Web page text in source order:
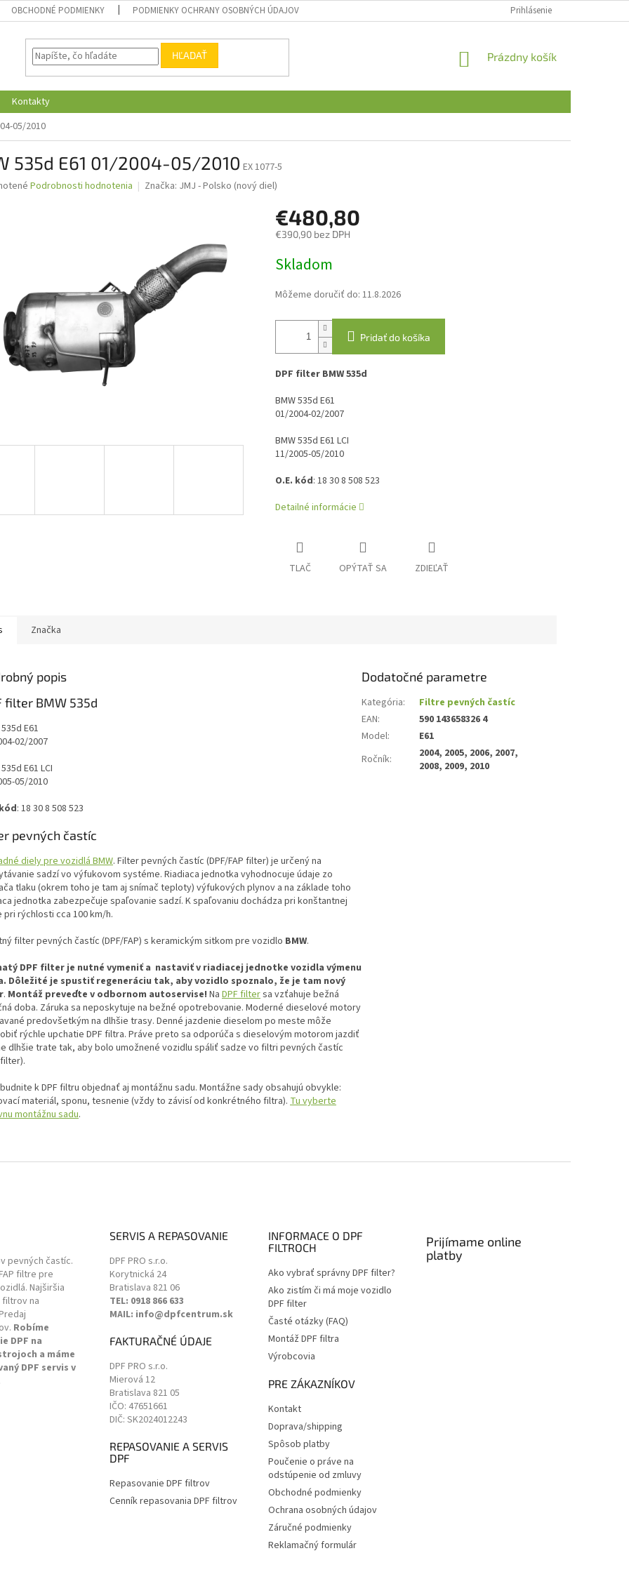
OBCHODNÉ PODMIENKY PODMIENKY OCHRANY OSOBNÝCH ÚDAJOV Prihlásenie
HĽADAŤ
NÁKUPNÝ
Prázdny košík
Kontakty
05/2010
535d E61 01/2004-05/2010 EX 1077-5
Podrobnosti hodnotenia Značka: JMJ - Polsko (nový diel)
€480,80
€390,90 bez DPH
cena:
Skladom
Môžeme doručiť do: 11.8.2026
Pridať do košíka
DPF filter BMW 535d
BMW 535d E61
01/2004-02/2007
BMW 535d E61 LCI
11/2005-05/2010
O.E. kód: 18 30 8 508 523
Detailné informácie
TLAČ OPÝTAŤ SA ZDIEĽAŤ
Značka
popis
filter BMW 535d
E61
02/2007
E61 LCI
05/2010
: 18 30 8 508 523
pevných častíc
diely pre vozidlá BMW. Filter pevných častíc (DPF/FAP filter) je určený na
sadzí vo výfukovom systéme. Riadiaca jednotka vyhodnocuje údaje zo
tlaku (okrem toho je tam aj snímač teploty) výfukových plynov a na základe toho
jednotka zabezpečuje spaľovanie sadzí. K spaľovaniu dochádza pri konštantnej
pri rýchlosti cca 100 km/h.
filter pevných častíc (DPF/FAP) s keramickým sitkom pre vozidlo BMW.
DPF filter je nutné vymeniť a nastaviť v riadiacej jednotke vozidla výmenu
Dôležité je spustiť regeneráciu tak, aby vozidlo spoznalo, že je tam nový
. Montáž preveďte v odbornom autoservise! Na DPF filtersa vzťahuje bežná
doba. Záruka sa neposkytuje na bežné opotrebovanie. Moderné dieselové motory
predovšetkým na dlhšie trasy. Denné jazdenie dieselom po meste môže
rýchle upchatie DPF filtra. Práve preto sa odporúča s dieselovým motorom jazdiť
dlhšie trate tak, aby bolo umožnené vozidlu spáliť sadze vo filtri pevných častíc
k DPF filtru objednať aj montážnu sadu. Montážne sady obsahujú obvykle:
materiál, sponu, tesnenie (vždy to závisí od konkrétného filtra). Tu vyberte
montážnu sadu.
Dodatočné parametre
Kategória:
Filtre pevných častíc
EAN:
590 143658326 4
Model:
E61
Ročník:
2004, 2005, 2006, 2007,
2008, 2009, 2010
pevných častíc.
filtre pre
Najširšia
filtrov na
Robíme
DPF na
a máme
DPF servis v
SERVIS A REPASOVANIE
DPF PRO s.r.o.
Korytnická 24
Bratislava 821 06
TEL: 0918 866 633
MAIL: info@dpfcentrum.sk
FAKTURAČNÉ ÚDAJE
DPF PRO s.r.o.
Mierová 12
Bratislava 821 05
IČO: 47651661
DIČ: SK2024012243
REPASOVANIE A SERVIS
DPF
Repasovanie DPF filtrov
Cenník repasovania DPF filtrov
INFORMACE O DPF
FILTROCH
Ako vybrať správny DPF filter?
Ako zistím či má moje vozidlo
DPF filter
Časté otázky (FAQ)
Montáž DPF filtra
Výrobcovia
PRE ZÁKAZNÍKOV
Kontakt
Doprava/shipping
Spôsob platby
Poučenie o práve na
odstúpenie od zmluvy
Obchodné podmienky
Ochrana osobných údajov
Záručné podmienky
Reklamačný formulár
Prijímame online
platby